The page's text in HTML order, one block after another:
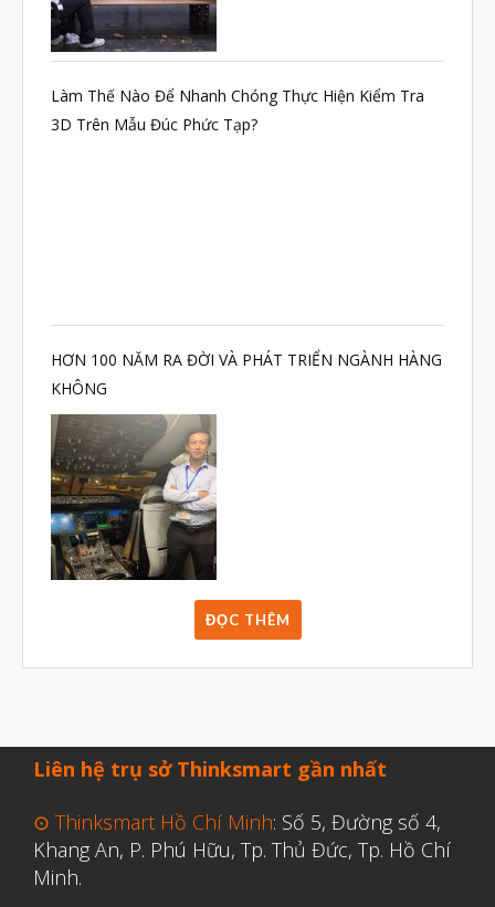
Làm Thế Nào Để Nhanh Chóng Thực Hiện Kiểm Tra
3D Trên Mẫu Đúc Phức Tạp?
HƠN 100 NĂM RA ĐỜI VÀ PHÁT TRIỂN NGÀNH HÀNG
KHÔNG
ĐỌC THÊM
Liên hệ trụ sở Thinksmart gần nhất
⊙ Thinksmart Hồ Chí Minh: Số 5, Đường số 4,
Khang An, P. Phú Hữu, Tp. Thủ Đức, Tp. Hồ Chí
Minh.